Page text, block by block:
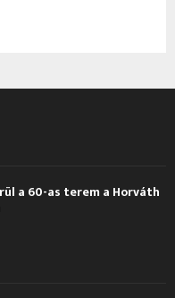
a 60-as terem a Horváth